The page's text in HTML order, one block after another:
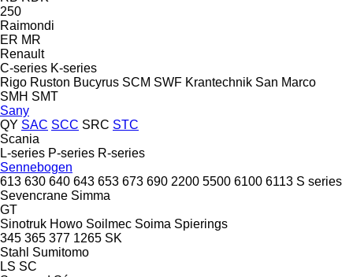
250
Raimondi
ER MR
Renault
C-series K-series
Rigo Ruston Bucyrus SCM SWF Krantechnik San Marco
SMH SMT
Sany
QY SAC SCC SRC STC
Scania
L-series P-series R-series
Sennebogen
613 630 640 643 653 673 690 2200 5500 6100 6113 S series
Sevencrane Simma
GT
Sinotruk Howo Soilmec Soima Spierings
345 365 377 1265 SK
Stahl Sumitomo
LS SC